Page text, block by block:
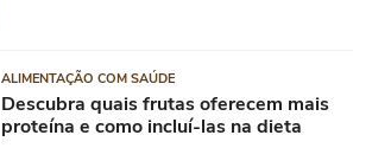
ALIMENTAÇÃO COM SAÚDE
Descubra quais frutas oferecem mais
proteína e como incluí-las na dieta